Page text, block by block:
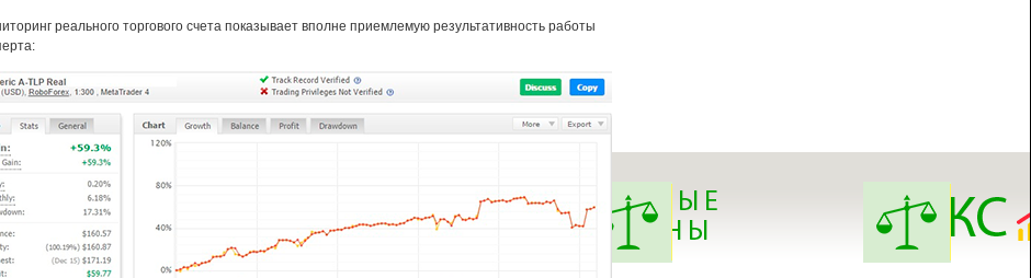
реального торгового счета показывает вполне приемлемую результативность работы